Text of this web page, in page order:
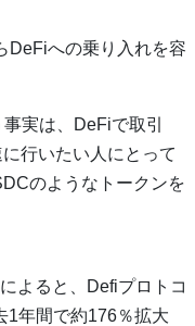
DeFiへの乗り入れを容
実は、DeFiで取引
行いたい人にとって
のようなトークンを
よると、Defiプロトコ
1年間で約176％拡大